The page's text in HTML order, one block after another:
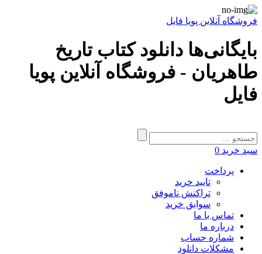
فروشگاه آنلاین پویا فایل
بایگانی‌ها دانلود کتاب تاریخ
طاهریان - فروشگاه آنلاین پویا
فایل
سبد خرید 0
پرداخت
تایید خرید
تراکنش ناموفق
سوابق خرید
تماس با ما
درباره ما
شماره حساب
مشکلات دانلود